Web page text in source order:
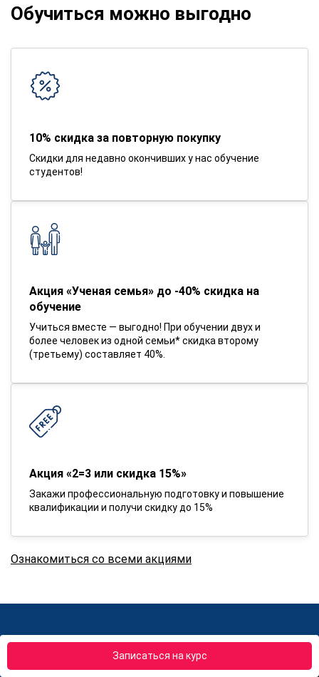
Записаться на курс
Обучиться можно выгодно
10% скидка за повторную покупку
Скидки для недавно окончивших у нас обучение
студентов!
Акция «Ученая семья» до -40% скидка на
обучение
Учиться вместе — выгодно! При обучении двух и
более человек из одной семьи* скидка второму
(третьему) составляет 40%.
Акция «2=3 или скидка 15%»
Закажи профессиональную подготовку и повышение
квалификации и получи скидку до 15%
Ознакомиться со всеми акциями
Вернем деньги если обучение не